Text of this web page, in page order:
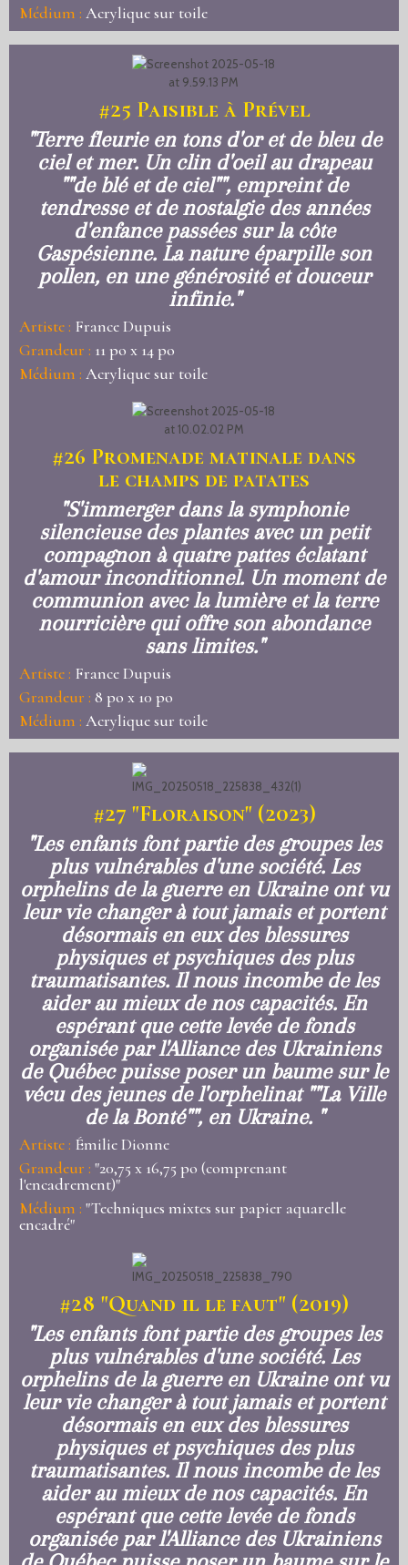
Médium : Acrylique sur toile
#25 Paisible à Prével
"Terre fleurie en tons d'or et de bleu de
ciel et mer. Un clin d'oeil au drapeau
""de blé et de ciel"", empreint de
tendresse et de nostalgie des années
d'enfance passées sur la côte
Gaspésienne. La nature éparpille son
pollen, en une générosité et douceur
infinie."
Artiste : France Dupuis
Grandeur : 11 po x 14 po
Médium : Acrylique sur toile
#26 Promenade matinale dans
le champs de patates
"S'immerger dans la symphonie
silencieuse des plantes avec un petit
compagnon à quatre pattes éclatant
d'amour inconditionnel. Un moment de
communion avec la lumière et la terre
nourricière qui offre son abondance
sans limites."
Artiste : France Dupuis
Grandeur : 8 po x 10 po
Médium : Acrylique sur toile
#27 "Floraison" (2023)
"Les enfants font partie des groupes les
plus vulnérables d'une société. Les
orphelins de la guerre en Ukraine ont vu
leur vie changer à tout jamais et portent
désormais en eux des blessures
physiques et psychiques des plus
traumatisantes. Il nous incombe de les
aider au mieux de nos capacités. En
espérant que cette levée de fonds
organisée par l'Alliance des Ukrainiens
de Québec puisse poser un baume sur le
vécu des jeunes de l'orphelinat ""La Ville
de la Bonté"", en Ukraine. "
Artiste : Émilie Dionne
Grandeur : "20,75 x 16,75 po (comprenant
l'encadrement)"
Médium : "Techniques mixtes sur papier aquarelle
encadré"
#28 "Quand il le faut" (2019)
"Les enfants font partie des groupes les
plus vulnérables d'une société. Les
orphelins de la guerre en Ukraine ont vu
leur vie changer à tout jamais et portent
désormais en eux des blessures
physiques et psychiques des plus
traumatisantes. Il nous incombe de les
aider au mieux de nos capacités. En
espérant que cette levée de fonds
organisée par l'Alliance des Ukrainiens